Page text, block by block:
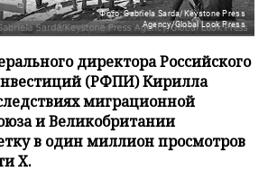
Фото: Gabriela Sarda/Keystone Press
Agency/Global Look Press
директора Российского
(РФПИ) Кирилла
миграционной
и Великобритании
в один миллион просмотров
X.